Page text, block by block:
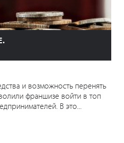
и возможность перенять
франшизе войти в топ
В это...